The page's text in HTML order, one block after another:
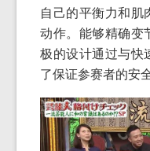
自己的平衡力和肌
动作。能够精确变
极的设计通过与快
了保证参赛者的安